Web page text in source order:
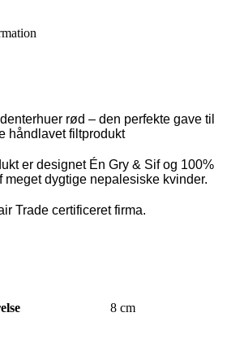
rød – den perfekte gave til
håndlavet filtprodukt
er designet Én Gry & Sif og 100%
meget dygtige nepalesiske kvinder.
Trade certificeret firma.
8 cm